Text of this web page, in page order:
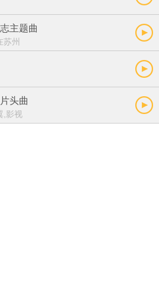
主题曲
苏州
头曲
,影视